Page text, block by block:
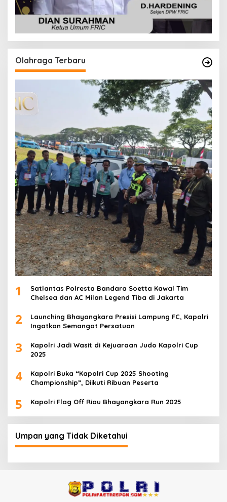
Olahraga Terbaru
1
Satlantas Polresta Bandara Soetta Kawal Tim
Chelsea dan AC Milan Legend Tiba di Jakarta
2
Launching Bhayangkara Presisi Lampung FC, Kapolri
Ingatkan Semangat Persatuan
3
Kapolri Jadi Wasit di Kejuaraan Judo Kapolri Cup
2025
4
Kapolri Buka “Kapolri Cup 2025 Shooting
Championship”, Diikuti Ribuan Peserta
5 Kapolri Flag Off Riau Bhayangkara Run 2025
Umpan yang Tidak Diketahui